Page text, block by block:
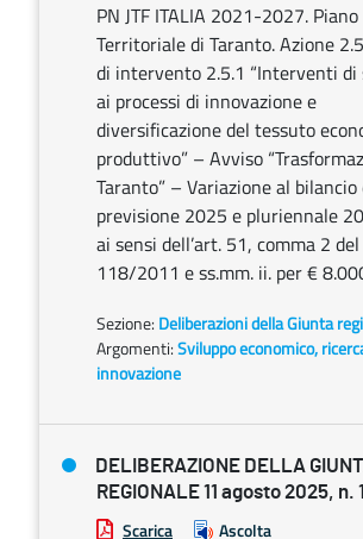
PN JTF ITALIA 2021-2027. Piano
Territoriale di Taranto. Azione
di intervento 2.5.1 “Interventi di
ai processi di innovazione e
diversificazione del tessuto
produttivo” – Avviso
Taranto” – Variazione al bilancio
previsione 2025 e pluriennale
ai sensi dell’art. 51, comma 2 del
118/2011 e ss.mm. ii. per €
Sezione: Deliberazioni della Giunta
Argomenti:Sviluppo economico,
innovazione
DELIBERAZIONE DELLA
REGIONALE 11 agosto 2025, n.
Scarica Ascolta